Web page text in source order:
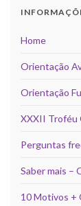
Home
Orientação
Orientação
XXXII Troféu
Perguntas
Saber mais –
10 Motivos +